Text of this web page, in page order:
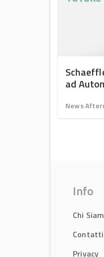
ad
News
Info
Chi
Contatti
Privacy